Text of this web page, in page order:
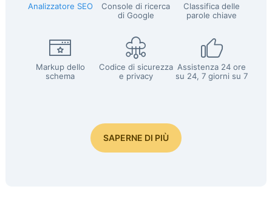
Analizzatore SEO
Console di ricerca
di Google
Classifica delle
parole chiave
Markup dello
schema
Codice di sicurezza
e privacy
Assistenza 24 ore
su 24, 7 giorni su 7
SAPERNE DI PIÙ